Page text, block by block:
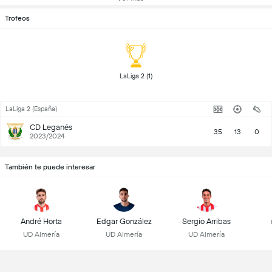
Trofeos
LaLiga 2 (España)
CD Leganés
2023/2024 35 13 0
También te puede interesar
André Horta
UD Almería
Edgar González
UD Almería
Sergio Arribas
UD Almería